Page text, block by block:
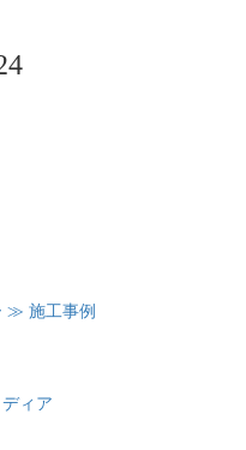
≫ 施工事例
ィア